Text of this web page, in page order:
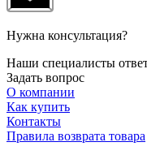
Нужна консультация?
Наши специалисты
Задать вопрос
О компании
Как купить
Контакты
Правила возврата товара